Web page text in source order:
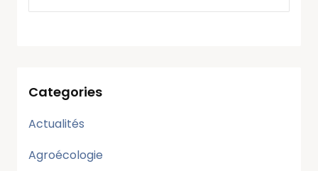
Categories
Actualités
Agroécologie